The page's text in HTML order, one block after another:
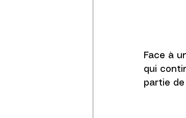
Face à
qui
partie